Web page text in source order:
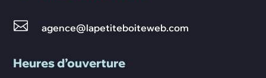
 agence@lapetiteboiteweb.com
Heures d’ouverture